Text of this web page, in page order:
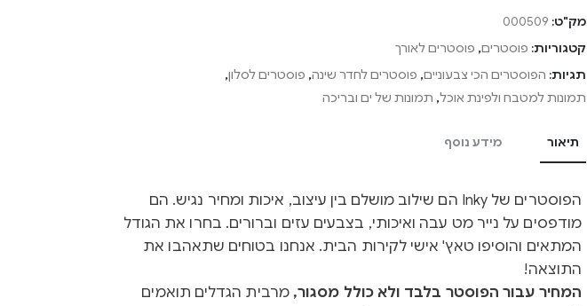
מק"ט: 000509
קטגוריות: פוסטרים, פוסטרים לאורך
תגיות: הפוסטרים הכי צבעוניים, פוסטרים לחדר שינה, פוסטרים לסלון,
תמונות למטבח ולפינת אוכל, תמונות של ים ובריכה
תיאור מידע נוסף
הפוסטרים של Inky הם שילוב מושלם בין עיצוב, איכות ומחיר נגיש. הם
מודפסים על נייר מט עבה ואיכותי, בצבעים עזים וברורים. בחרו את הגודל
המתאים והוסיפו טאץ' אישי לקירות הבית. אנחנו בטוחים שתאהבו את
התוצאה!
המחיר עבור הפוסטר בלבד ולא כולל מסגור, מרבית הגדלים תואמים